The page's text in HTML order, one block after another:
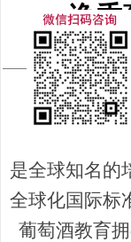
逸香
是全球知名的
全球化国际标
葡萄酒教育